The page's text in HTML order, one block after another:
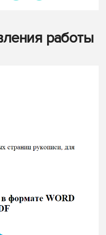
работы